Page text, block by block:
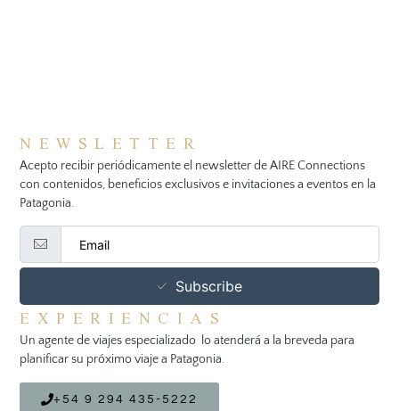
NEWSLETTER
Acepto recibir periódicamente el newsletter de AIRE Connections
con contenidos, beneficios exclusivos e invitaciones a eventos en la
Patagonia.
Subscribe
EXPERIENCIAS
Un agente de viajes especializado lo atenderá a la breveda para
planificar su próximo viaje a Patagonia.
+54 9 294 435-5222